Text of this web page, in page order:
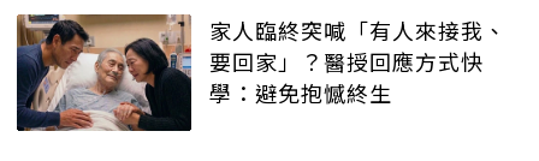
家人臨終突喊「有人來接我、
要回家」？醫授回應方式快
學：避免抱憾終生